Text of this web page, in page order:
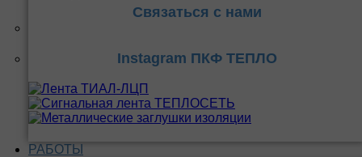
Связаться с нами
Instagram ПКФ ТЕПЛО
РАБОТЫ